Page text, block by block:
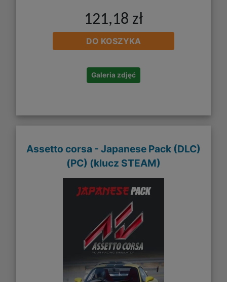
121,18 zł
DO KOSZYKA
Galeria zdjęć
Assetto corsa - Japanese Pack (DLC)
(PC) (klucz STEAM)